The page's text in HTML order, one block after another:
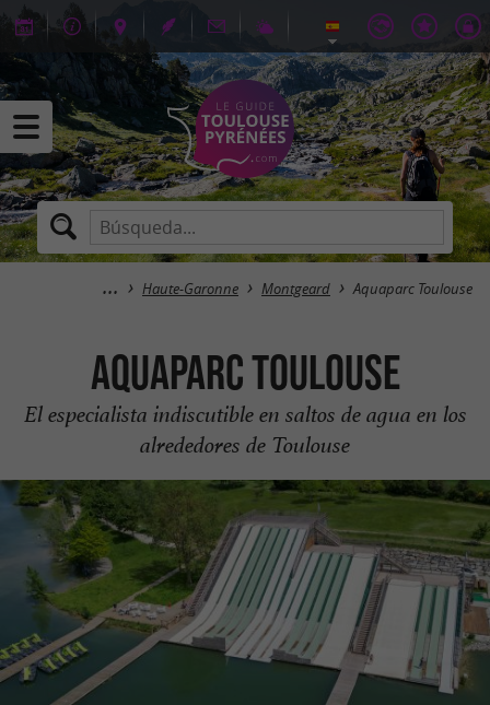
Haute-Garonne Montgeard Aquaparc Toulouse
Aquaparc Toulouse
El especialista indiscutible en saltos de agua en los
alrededores de Toulouse